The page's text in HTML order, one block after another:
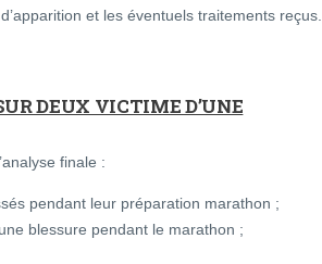
et les éventuels traitements reçus.
DEUX VICTIME D’UNE
finale :
pendant leur préparation marathon ;
blessure pendant le marathon ;